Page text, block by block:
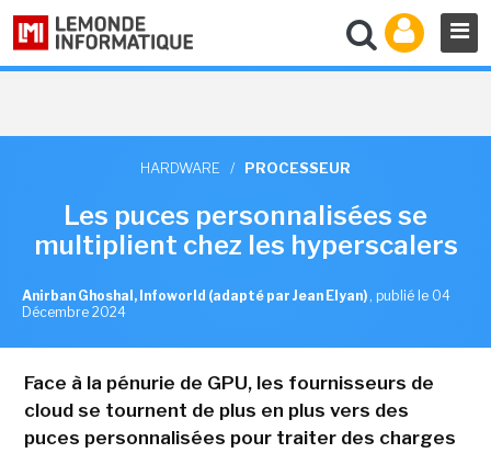
HARDWARE / PROCESSEUR
Les puces personnalisées se
multiplient chez les hyperscalers
Anirban Ghoshal, Infoworld (adapté par Jean Elyan) , publié le 04
Décembre 2024
Face à la pénurie de GPU, les fournisseurs de
cloud se tournent de plus en plus vers des
puces personnalisées pour traiter des charges